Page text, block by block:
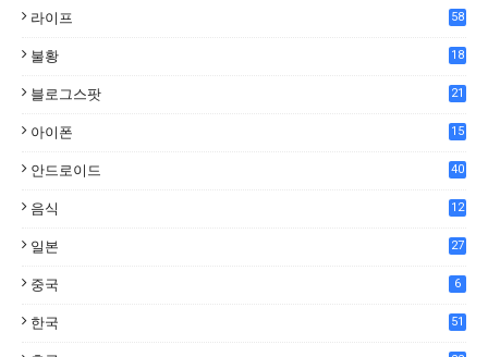
라이프 58
불황
18
블로그스팟 21
아이폰 15
안드로이드 40
음식
12
일본 27
중국 6
한국 51